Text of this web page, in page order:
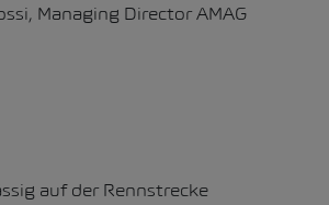
Managing Director AMAG
auf der Rennstrecke